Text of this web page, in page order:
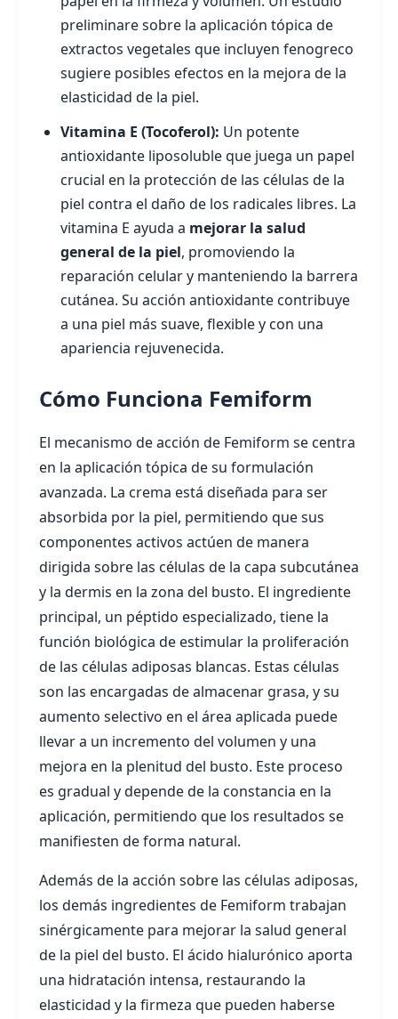
preliminare sobre la aplicación tópica de
extractos vegetales que incluyen fenogreco
sugiere posibles efectos en la mejora de la
elasticidad de la piel.
Vitamina E (Tocoferol): Un potente
antioxidante liposoluble que juega un papel
crucial en la protección de las células de la
piel contra el daño de los radicales libres. La
vitamina E ayuda a mejorar la salud
general de la piel, promoviendo la
reparación celular y manteniendo la barrera
cutánea. Su acción antioxidante contribuye
a una piel más suave, flexible y con una
apariencia rejuvenecida.
Cómo Funciona Femiform
El mecanismo de acción de Femiform se centra
en la aplicación tópica de su formulación
avanzada. La crema está diseñada para ser
absorbida por la piel, permitiendo que sus
componentes activos actúen de manera
dirigida sobre las células de la capa subcutánea
y la dermis en la zona del busto. El ingrediente
principal, un péptido especializado, tiene la
función biológica de estimular la proliferación
de las células adiposas blancas. Estas células
son las encargadas de almacenar grasa, y su
aumento selectivo en el área aplicada puede
llevar a un incremento del volumen y una
mejora en la plenitud del busto. Este proceso
es gradual y depende de la constancia en la
aplicación, permitiendo que los resultados se
manifiesten de forma natural.
Además de la acción sobre las células adiposas,
los demás ingredientes de Femiform trabajan
sinérgicamente para mejorar la salud general
de la piel del busto. El ácido hialurónico aporta
una hidratación intensa, restaurando la
elasticidad y la firmeza que pueden haberse